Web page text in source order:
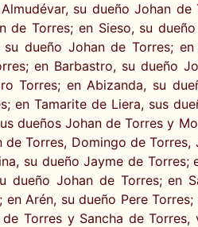
su dueño Johan
de Torres; en Sieso, su
dueño Johan de Torres;
en Barbastro, su dueño
Torres; en Abizanda, su
en Tamarite de Liera, sus
dueños Johan de Torres y
de Torres, Domingo de
su dueño Jayme de
dueño Johan de Torres; en
en Arén, su dueño Pere
Torres y Sancha de